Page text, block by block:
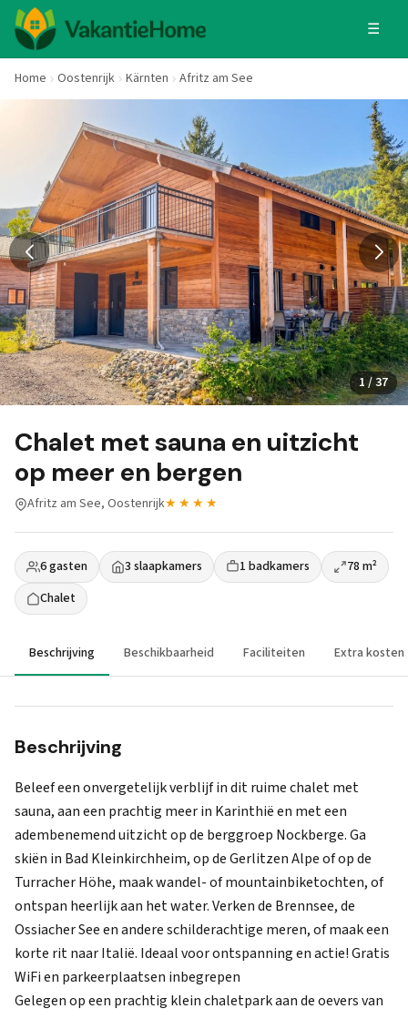
☰
Home Oostenrijk Kärnten Afritz am See
1 / 37
Chalet met sauna en uitzicht
op meer en bergen
Afritz am See, Oostenrijk★★★★
6 gasten 3 slaapkamers 1 badkamers
78 m²
Chalet
Beschrijving Beschikbaarheid Faciliteiten Extra kosten
Beschrijving
Beleef een onvergetelijk verblijf in dit ruime chalet met
sauna, aan een prachtig meer in Karinthië en met een
adembenemend uitzicht op de berggroep Nockberge. Ga
skiën in Bad Kleinkirchheim, op de Gerlitzen Alpe of op de
Turracher Höhe, maak wandel- of mountainbiketochten, of
ontspan heerlijk aan het water. Verken de Brennsee, de
Ossiacher See en andere schilderachtige meren, of maak een
korte rit naar Italië. Ideaal voor ontspanning en actie! Gratis
WiFi en parkeerplaatsen inbegrepen
Gelegen op een prachtig klein chaletpark aan de oevers van